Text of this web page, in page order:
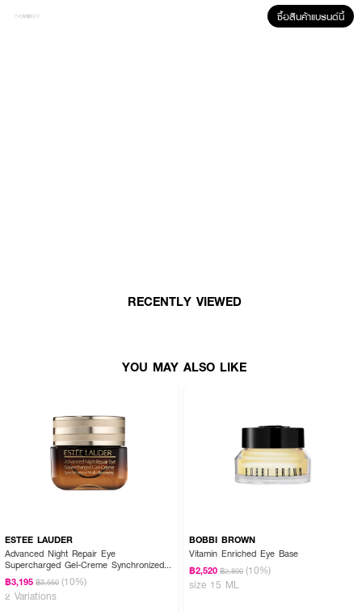
ซื้อสินค้าแบรนด์นี้
RECENTLY VIEWED
YOU MAY ALSO LIKE
ESTEE LAUDER
Advanced Night Repair Eye
Supercharged Gel-Creme Synchronized
Multi-Recovery
฿3,195 ฿3,550 (10%)
2 Variations
BOBBI BROWN
Vitamin Enriched Eye Base
฿2,520 ฿2,800 (10%)
size 15 ML